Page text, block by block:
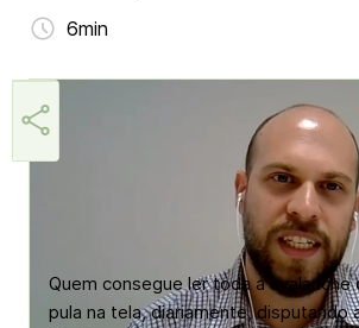
6min
Quem consegue ler toda a avalanche
pula na tela, diariamente, disputando